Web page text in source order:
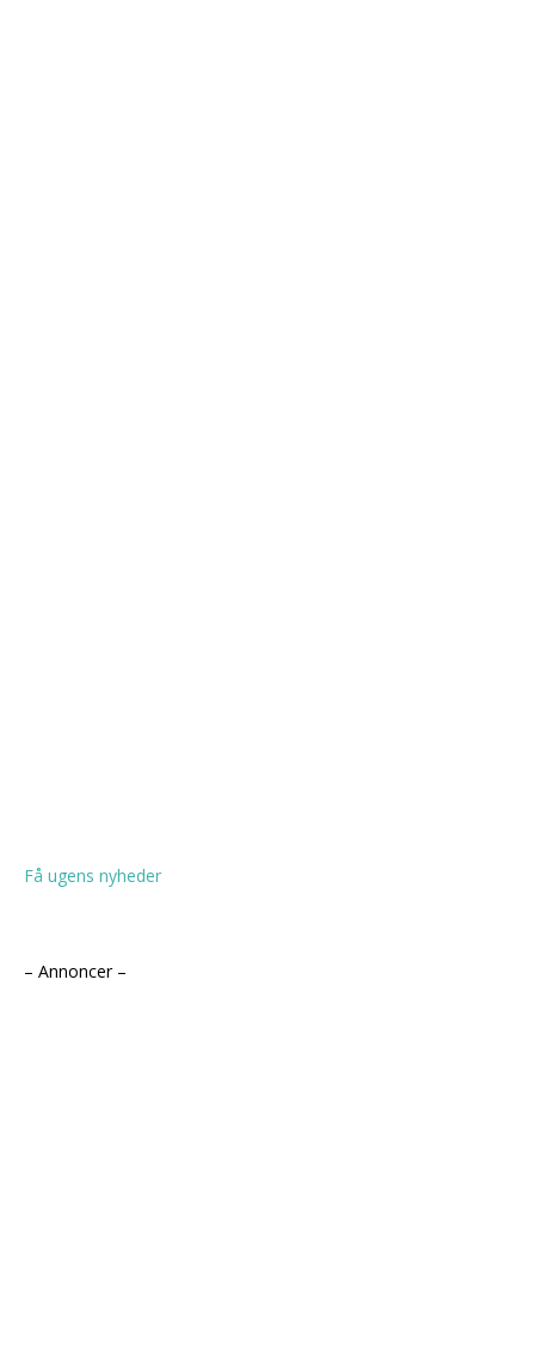
Få ugens nyheder
– Annoncer –